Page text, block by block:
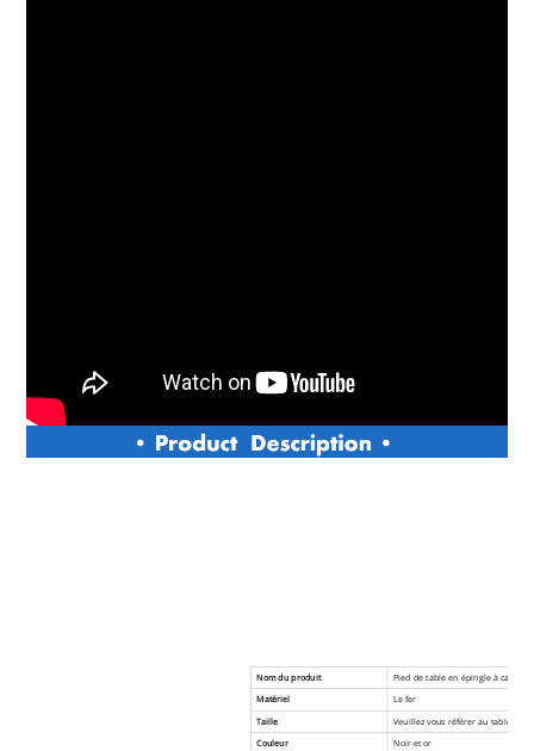
Nom du produit Pied de table en épingle à café à 2
Matériel Le fer
Taille
Veuillez vous référer au tableau
Couleur
Noir et or